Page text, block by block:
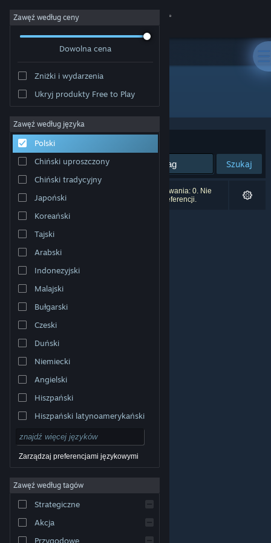
Zaloguj się
Społeczność
Informacje
Wsparcie
Zmień język
Pobierz aplikację mobilną Steam
Wersja przeglądarkowa
© Valve Corporation. Wszelkie prawa zastrzeżone.
właścicieli w Stanach Zjednoczonych i innych krajach.
dostępu
Umowa użytkownika Steam
pieniędzy |Ciasteczka
Zawęź według ceny
Dowolna cena
Zniżki i wydarzenia
Ukryj produkty Free to Play
Zawęź według języka
Polski
Chiński uproszczony
Chiński tradycyjny
Japoński
Koreański
Tajski
Arabski
Indonezyjski
Malajski
Bułgarski
Czeski
Duński
Niemiecki
Angielski
Hiszpański
Hiszpański latynoamerykański
Zarządzaj preferencjami językowymi
Zawęź według tagów
Strategiczne
Akcja
Przygodowe
Wydawca: Anate Studio
Sortuj według:
Szukaj
Liczba wyników pasujących do twojego wyszukiwania: 0. Nie
uwzględniono 8 tytułów na podstawie twoich preferencji.